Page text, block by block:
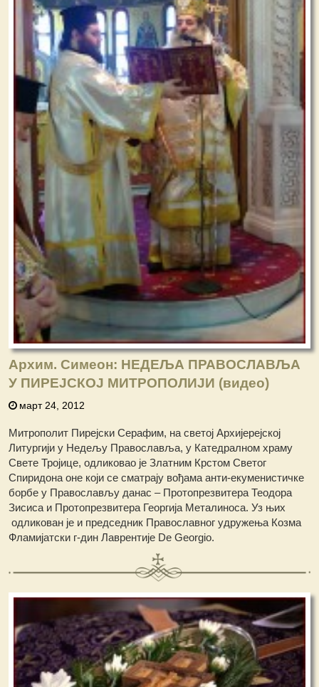
Aрхим. Симеон: НЕДЕЉА ПРАВОСЛАВЉА
У ПИРЕЈСКОЈ МИТРОПОЛИЈИ (видео)
март 24, 2012
Митрополит Пирејски Серафим, на светој Архијерејској
Литургији у Недељу Православља, у Катедралном храму
Свете Тројице, одликовао је Златним Крстом Светог
Спиридона оне који се сматрају вођама анти-екуменистичке
борбе у Православљу данас – Протопрезвитера Теодора
Зисиса и Протопрезвитера Георгија Металиноса. Уз њих
одликован је и председник Православног удружења Козма
Фламијатски г-дин Лаврентије De Georgio.